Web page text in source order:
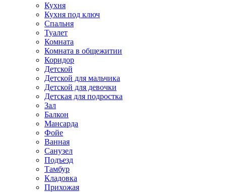
Кухня
Кухня под ключ
Спальня
Туалет
Комната
Комната в общежитии
Коридор
Детской
Детской для мальчика
Детской для девочки
Детская для подростка
Зал
Балкон
Мансарда
Фойе
Ванная
Санузел
Подъезд
Тамбур
Кладовка
Прихожая